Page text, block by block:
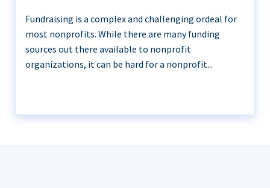
Fundraising is a complex and challenging ordeal for
most nonprofits. While there are many funding
sources out there available to nonprofit
organizations, it can be hard for a nonprofit...